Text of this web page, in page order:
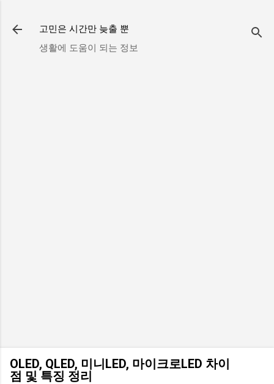
고민은 시간만 늦출 뿐
생활에 도움이 되는 정보
OLED, QLED, 미니LED, 마이크로LED 차이
점 및 특징 정리